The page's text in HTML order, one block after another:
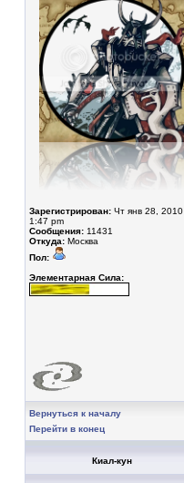
Зарегистрирован: Чт янв 28, 2010
1:47 pm
Сообщения: 11431
Откуда: Москва
Пол:
Элементарная Сила:
Вернуться к началу
Перейти в конец
Киал-кун